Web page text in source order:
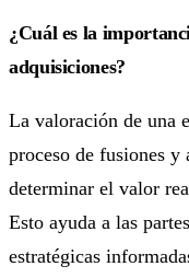
¿Cuál es la
adquisiciones?
La valoración de una
proceso de fusiones
determinar el valor
Esto ayuda a las
estratégicas